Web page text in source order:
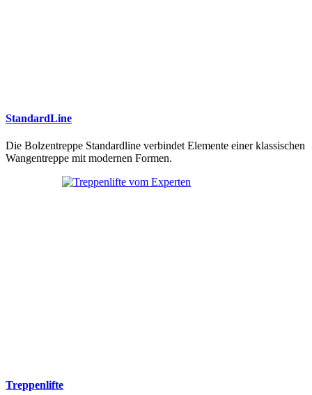
StandardLine
Die Bolzentreppe Standardline verbindet Elemente einer klassischen
Wangentreppe mit modernen Formen.
Treppenlifte